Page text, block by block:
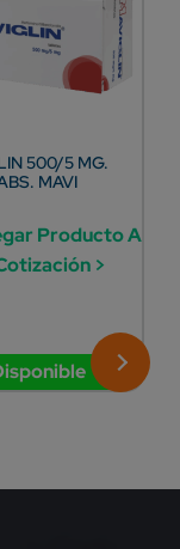
500/5 MG.
MAVI
Producto A
>